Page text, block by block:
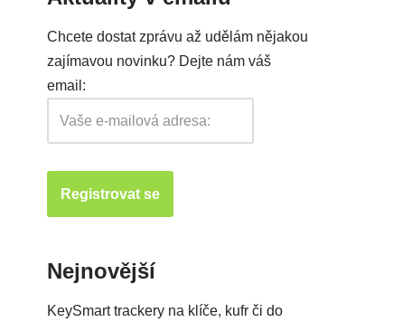
Chcete dostat zprávu až udělám nějakou
zajímavou novinku? Dejte nám váš
email:
Nejnovější
KeySmart trackery na klíče, kufr či do